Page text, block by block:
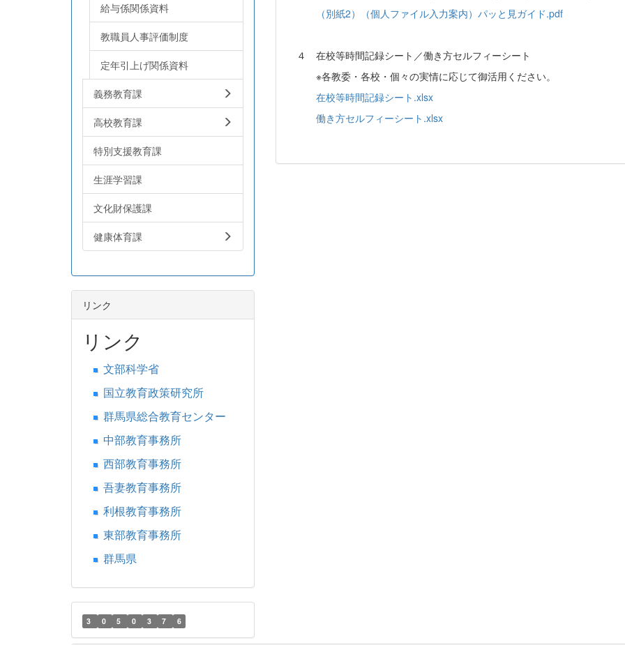
（別紙2）（個人ファイル入力案内）パッと見ガイド.pdf
４ 在校等時間記録シート／働き方セルフィーシート
※各教委・各校・個々の実情に応じて御活用ください。
在校等時間記録シート.xlsx
働き方セルフィーシート.xlsx
給与係関係資料
教職員人事評価制度
定年引上げ関係資料
義務教育課
高校教育課
特別支援教育課
生涯学習課
文化財保護課
健康体育課
リンク
リンク
文部科学省
国立教育政策研究所
群馬県総合教育センター
中部教育事務所
西部教育事務所
吾妻教育事務所
利根教育事務所
東部教育事務所
群馬県
3 0 5 0 3 7 6